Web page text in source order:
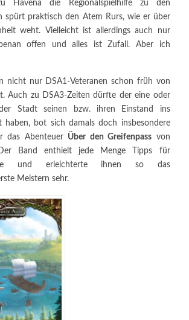
Havena die Regionalspielhilfe zu den
spürt praktisch den Atem Rurs, wie er über
weht. Vielleicht ist allerdings auch nur
offen und alles ist Zufall. Aber ich
nicht nur DSA1-Veteranen schon früh von
Auch zu DSA3-Zeiten dürfte der eine oder
Stadt seinen bzw. ihren Einstand ins
haben, bot sich damals doch insbesondere
das Abenteuer Über den Greifenpass von
Band enthielt jede Menge Tipps für
und erleichterte ihnen so das
Meistern sehr.